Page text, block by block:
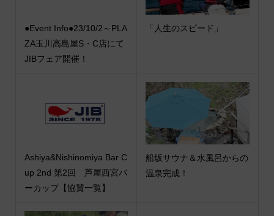
●Event Info●23/10/2～PLA
ZA玉川高島屋S・C店にて
JIBフェア開催！
「人生のスピード」
Ashiya&Nishinomiya Bar C
up 2nd 第2回 芦屋西宮バ
ーカップ【協賛一覧】
船坂サウナ＆水風呂からの
温泉完成！